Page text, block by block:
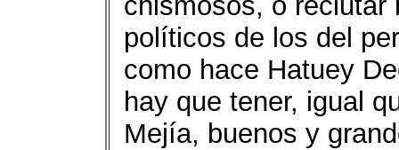
políticos de los del
como hace Hatuey
hay que tener, igual
Mejía, buenos y